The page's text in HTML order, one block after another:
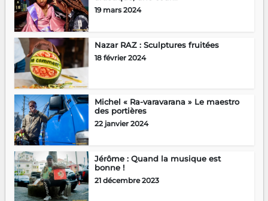
19 mars 2024
Nazar RAZ : Sculptures fruitées
18 février 2024
Michel « Ra-varavarana » Le maestro
des portières
22 janvier 2024
Jérôme : Quand la musique est
bonne !
21 décembre 2023